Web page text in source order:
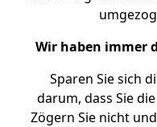
Wir haben immer
Sparen Sie sich
darum, dass Sie
Zögern Sie nicht und